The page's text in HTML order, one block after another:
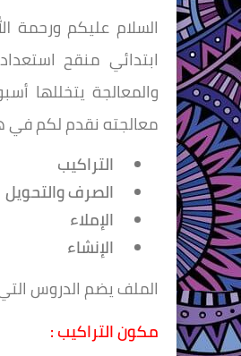
السلام عليكم ورحمة
ابتدائي منقح
معالجته نقدم لكم في
التراكيب
الصرف والتحويل
الإملاء
الإنشاء
الملف يضم الدروس
مكون التراكيب :